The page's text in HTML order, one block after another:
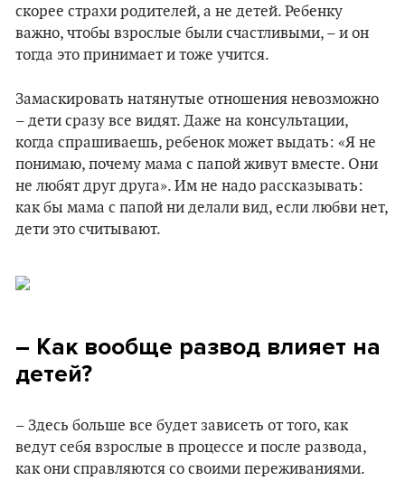
скорее страхи родителей, а не детей. Ребенку
важно, чтобы взрослые были счастливыми, – и он
тогда это принимает и тоже учится.
Замаскировать натянутые отношения невозможно
– дети сразу все видят. Даже на консультации,
когда спрашиваешь, ребенок может выдать: «Я не
понимаю, почему мама с папой живут вместе. Они
не любят друг друга». Им не надо рассказывать:
как бы мама с папой ни делали вид, если любви нет,
дети это считывают.
– Как вообще развод влияет на
детей?
– Здесь больше все будет зависеть от того, как
ведут себя взрослые в процессе и после развода,
как они справляются со своими переживаниями.